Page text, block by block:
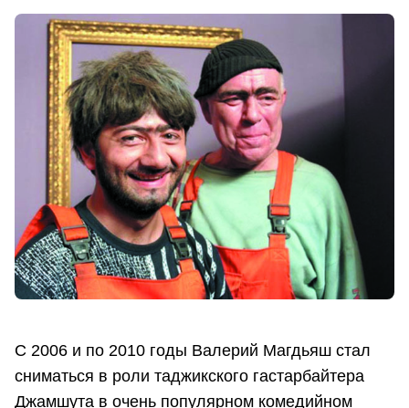
С 2006 и по 2010 годы Валерий Магдьяш стал
сниматься в роли таджикского гастарбайтера
Джамшута в очень популярном комедийном